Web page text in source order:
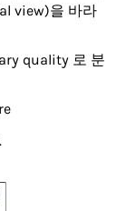
view)을 바라
quality 로 분